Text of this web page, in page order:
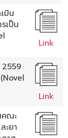
มิน
เป็น
Link
Link
คณะ
ะยา